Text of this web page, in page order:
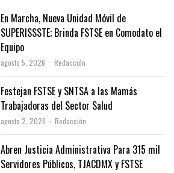
En Marcha, Nueva Unidad Móvil de
SUPERISSSTE; Brinda FSTSE en Comodato el
Equipo
agosto 5, 2026 Author
Redacción
Festejan FSTSE y SNTSA a las Mamás
Trabajadoras del Sector Salud
agosto 2, 2026 Author
Redacción
Abren Justicia Administrativa Para 315 mil
Servidores Públicos, TJACDMX y FSTSE